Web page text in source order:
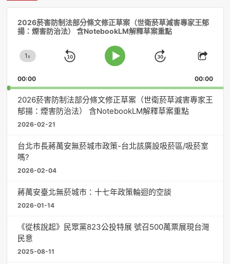
2026菸害防制法部分條文修正草案（世衛菸草減害專家王郁
揚：煙害防治法） 含NotebookLM解釋草案重點
Change
Rate
1x
Skip
Play
Jump
Forward
Share
00:00 00:00
2026菸害防制法部分條文修正草案（世衛菸草減害專家王
郁揚：煙害防治法） 含NotebookLM解釋草案重點
2026-02-21
台北市長蔣萬安無菸城市政策-台北該廣設吸菸區/吸菸室
嗎?
2026-02-04
蔣萬安臺北無菸城市：十七年政策輪迴的空談
2026-01-14
《從核說起》民眾黨823公投特展 號召500萬票展現台灣
民意
2025-08-11